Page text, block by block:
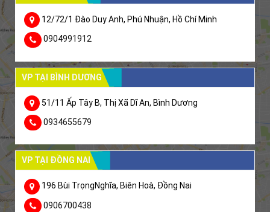
12/72/1 Đào Duy Anh, Phú Nhuận, Hồ Chí Minh
0904991912
VP TẠI BÌNH DƯƠNG
51/11 Ấp Tây B, Thị Xã Dĩ An, Bình Dương
0934655679
VP TẠI ĐỒNG NAI
196 Bùi TrọngNghĩa, Biên Hoà, Đồng Nai
0906700438